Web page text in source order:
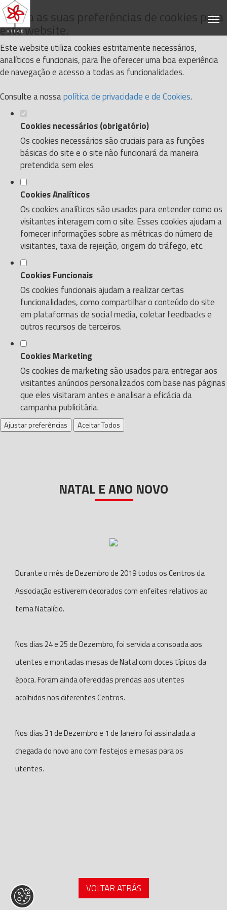
Defina as suas preferências de cookies para
este website.
Este website utiliza cookies estritamente necessários,
analíticos e funcionais, para lhe oferecer uma boa experiência
de navegação e acesso a todas as funcionalidades.
Consulte a nossapolítica de privacidade e de Cookies.
Cookies necessários (obrigatório)
Os cookies necessários são cruciais para as funções
básicas do site e o site não funcionará da maneira
pretendida sem eles
Cookies Analíticos
Os cookies analíticos são usados para entender como os
visitantes interagem com o site. Esses cookies ajudam a
fornecer informações sobre as métricas do número de
visitantes, taxa de rejeição, origem do tráfego, etc.
Cookies Funcionais
Os cookies funcionais ajudam a realizar certas
funcionalidades, como compartilhar o conteúdo do site
em plataformas de social media, coletar feedbacks e
outros recursos de terceiros.
Cookies Marketing
Os cookies de marketing são usados para entregar aos
visitantes anúncios personalizados com base nas páginas
que eles visitaram antes e analisar a eficácia da
campanha publicitária.
Ajustar preferências Aceitar Todos
NATAL E ANO NOVO
Durante o mês de Dezembro de 2019 todos os Centros da
Associação estiverem decorados com enfeites relativos ao
tema Natalício.
Nos dias 24 e 25 de Dezembro, foi servida a consoada aos
utentes e montadas mesas de Natal com doces típicos da
época. Foram ainda oferecidas prendas aos utentes
acolhidos nos diferentes Centros.
Nos dias 31 de Dezembro e 1 de Janeiro foi assinalada a
chegada do novo ano com festejos e mesas para os
utentes.
VOLTAR ATRÁS